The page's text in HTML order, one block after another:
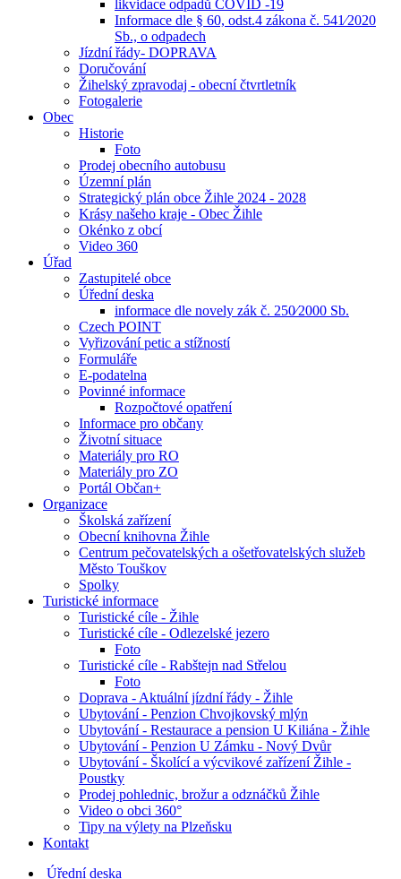
likvidace odpadů COVID -19
Informace dle § 60, odst.4 zákona č. 541⁄2020
Sb., o odpadech
Jízdní řády- DOPRAVA
Doručování
Žihelský zpravodaj - obecní čtvrtletník
Fotogalerie
Obec
Historie
Foto
Prodej obecního autobusu
Územní plán
Strategický plán obce Žihle 2024 - 2028
Krásy našeho kraje - Obec Žihle
Okénko z obcí
Video 360
Úřad
Zastupitelé obce
Úřední deska
informace dle novely zák č. 250⁄2000 Sb.
Czech POINT
Vyřizování petic a stížností
Formuláře
E-podatelna
Povinné informace
Rozpočtové opatření
Informace pro občany
Životní situace
Materiály pro RO
Materiály pro ZO
Portál Občan+
Organizace
Školská zařízení
Obecní knihovna Žihle
Centrum pečovatelských a ošetřovatelských služeb
Město Touškov
Spolky
Turistické informace
Turistické cíle - Žihle
Turistické cíle - Odlezelské jezero
Foto
Turistické cíle - Rabštejn nad Střelou
Foto
Doprava - Aktuální jízdní řády - Žihle
Ubytování - Penzion Chvojkovský mlýn
Ubytování - Restaurace a pension U Kiliána - Žihle
Ubytování - Penzion U Zámku - Nový Dvůr
Ubytování - Školící a výcvikové zařízení Žihle -
Poustky
Prodej pohlednic, brožur a odznáčků Žihle
Video o obci 360°
Tipy na výlety na Plzeňsku
Kontakt
Úřední deska